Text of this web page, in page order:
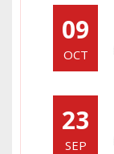
09
OCT
23
SEP